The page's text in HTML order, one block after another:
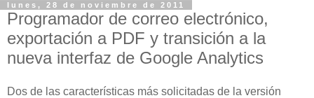
lunes, 28 de noviembre de 2011
Programador de correo electrónico,
exportación a PDF y transición a la
nueva interfaz de Google Analytics
Dos de las características más solicitadas de la versión